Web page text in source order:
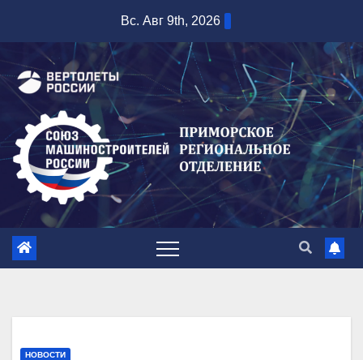
содержимому
Вс. Авг 9th, 2026
НОВОСТИ